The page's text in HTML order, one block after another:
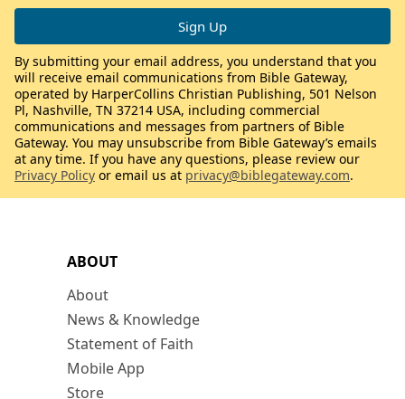
ABOUT
About
News & Knowledge
Statement of Faith
Mobile App
Store
By submitting your email address, you understand that you
will receive email communications from Bible Gateway,
operated by HarperCollins Christian Publishing, 501 Nelson
Pl, Nashville, TN 37214 USA, including commercial
communications and messages from partners of Bible
Gateway. You may unsubscribe from Bible Gateway’s emails
at any time. If you have any questions, please review our
Privacy Policy or email us at privacy@biblegateway.com.